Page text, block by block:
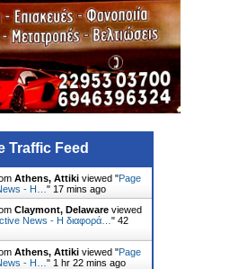
Traffic Feed
Athens, Attiki viewed "Page
- Η… " 17 mins ago
Claymont, Delaware viewed
News - Η διαφορά… " 42
Athens, Attiki viewed "Page
- Η… " 1 hr 22 mins ago